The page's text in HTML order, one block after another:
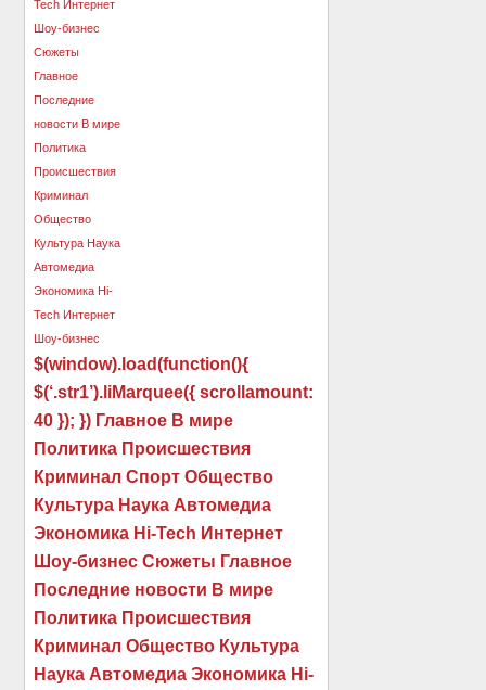
$(window).load(function(){
$(‘.str1’).liMarquee({ scrollamount:
40 }); }) Главное В мире
Политика Происшествия
Криминал Спорт Общество
Культура Наука Автомедиа
Экономика Hi-Tech Интернет
Шоу-бизнес Сюжеты Главное
Последние новости В мире
Политика Происшествия
Криминал Общество Культура
Наука Автомедиа Экономика Hi-